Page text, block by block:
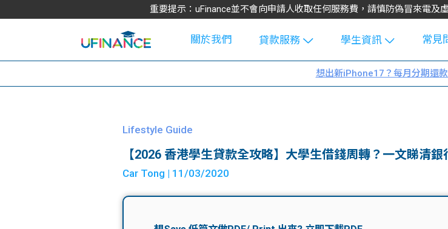
重要提示：uFinance並不會向申請人收取任何服務費，請慎防偽冒來電及
關於我們
貸款服務
學生貸款
大學生學費
貸款計數
學生資訊
Blog
大專生筍
Exchang
校園
常見
想出新iPhone17？每月分期還
Lifestyle Guide
【2026 香港學生貸款全攻略】大學生借錢周轉？一文睇清
Car Tong | 11/03/2020